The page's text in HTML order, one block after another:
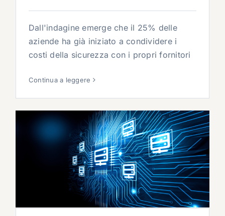
Dall'indagine emerge che il 25% delle
aziende ha già iniziato a condividere i
costi della sicurezza con i propri fornitori
Continua a leggere